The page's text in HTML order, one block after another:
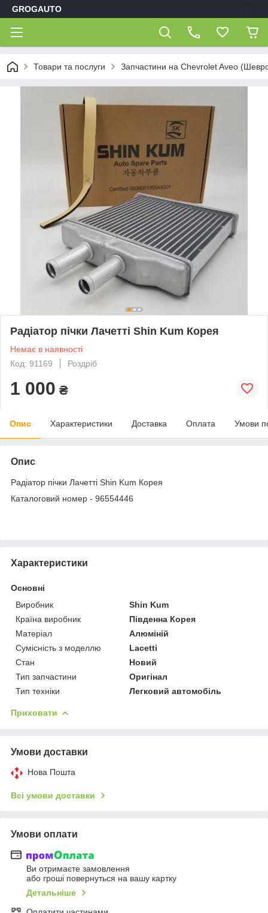
GROGAUTO
Товари та послуги Запчастини на Chevrolet Aveo
Радіатор пічки Лачетті Shin Kum Корея
Немає в наявності
Код: 91169
Роздріб
1 000 ₴
Опис Характеристики Доставка Оплата Умови
Опис
Радіатор пічки Лачетті Shin Kum Корея
Каталоговий номер - 96554446
Характеристики
Основні
Виробник
Shin Kum
Країна виробник
Південна Корея
Матеріал
Алюміній
Сумісність з моделлю
Lacetti
Стан
Новий
Тип запчастини
Оригінал
Тип техніки
Легковий автомобіль
Приховати
Умови доставки
Нова Пошта
Всі умови доставки
Умови оплати
Ви отримаєте замовлення
або гроші повернуться на вашу картку
Детальніше